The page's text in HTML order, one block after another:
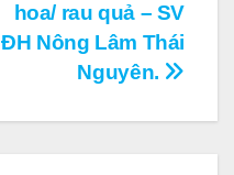
hoa/ rau quả – SV
ĐH Nông Lâm Thái
Nguyên.